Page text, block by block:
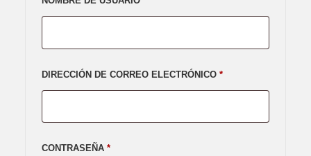
DIRECCIÓN DE CORREO ELECTRÓNICO *OBLIGATORIO
CONTRASEÑA *OBLIGATORIO